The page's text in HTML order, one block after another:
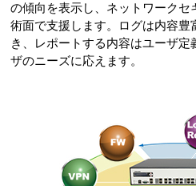
の傾向を表示し、ネットワーク
術面で支援します。ログは内容
き、レポートする内容はユーザ
ザのニーズに応えます。